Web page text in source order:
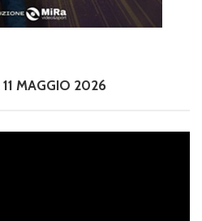
MAGGIO 2026